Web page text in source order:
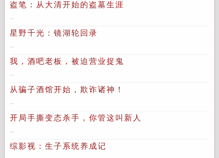
盗笔：从大清开始的盗墓生涯
...
星野千光：镜湖轮回录
...
我，酒吧老板，被迫营业捉鬼
...
从骗子酒馆开始，欺诈诸神！
...
开局手撕变态杀手，你管这叫新人
...
综影视：生子系统养成记